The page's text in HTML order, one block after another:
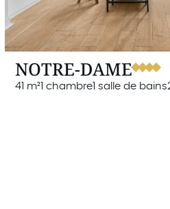
NOTRE-DAME
41 m² 1 chambre 1 salle de bains